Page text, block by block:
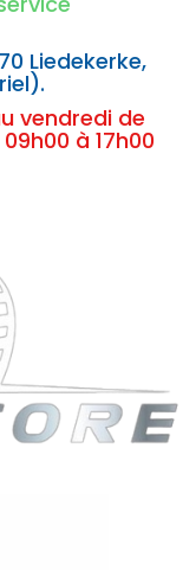
Liedekerke,
vendredi de
à 17h00